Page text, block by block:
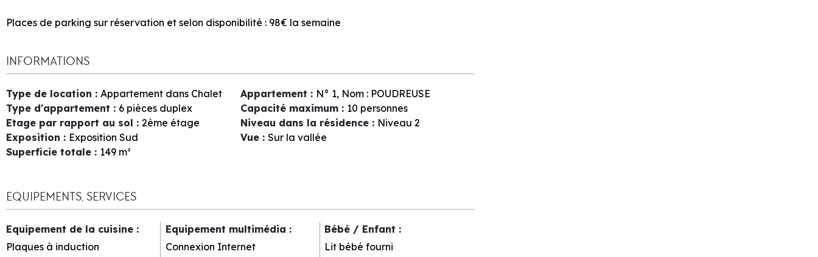
Places de parking sur réservation et selon disponibilité : 98€ la semaine
INFORMATIONS
Type de location : Appartement dans Chalet Appartement : N° 1 Nom : POUDREUSE
Type d'appartement : 6 pièces duplex Capacité maximum : 10 personnes
Etage par rapport au sol : 2ème étage Niveau dans la résidence : Niveau 2
Exposition : Exposition Sud Vue : Sur la vallée
Superficie totale : 149 m²
EQUIPEMENTS, SERVICES
Equipement de la cuisine :
Plaques à induction
Equipement multimédia :
Connexion Internet
Bébé / Enfant :
Lit bébé fourni